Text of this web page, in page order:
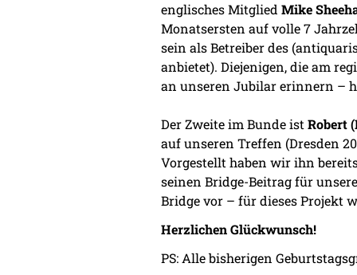
englisches Mitglied Mike
Monatsersten auf volle 7
sein als Betreiber des
anbietet). Diejenigen, die am
an unseren Jubilar erinnern –
Der Zweite im Bunde istRobert
auf unseren Treffen (Dresden
Vorgestellt haben wir ihn
seinen Bridge-Beitrag für
Bridge vor – für dieses Projekt
Herzlichen Glückwunsch!
PS: Alle bisherigen